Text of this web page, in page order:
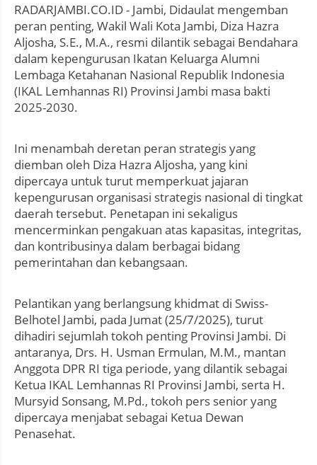
RADARJAMBI.CO.ID - Jambi, Didaulat mengemban
peran penting, Wakil Wali Kota Jambi, Diza Hazra
Aljosha, S.E., M.A., resmi dilantik sebagai Bendahara
dalam kepengurusan Ikatan Keluarga Alumni
Lembaga Ketahanan Nasional Republik Indonesia
(IKAL Lemhannas RI) Provinsi Jambi masa bakti
2025-2030.
Ini menambah deretan peran strategis yang
diemban oleh Diza Hazra Aljosha, yang kini
dipercaya untuk turut memperkuat jajaran
kepengurusan organisasi strategis nasional di tingkat
daerah tersebut. Penetapan ini sekaligus
mencerminkan pengakuan atas kapasitas, integritas,
dan kontribusinya dalam berbagai bidang
pemerintahan dan kebangsaan.
Pelantikan yang berlangsung khidmat di Swiss-
Belhotel Jambi, pada Jumat (25/7/2025), turut
dihadiri sejumlah tokoh penting Provinsi Jambi. Di
antaranya, Drs. H. Usman Ermulan, M.M., mantan
Anggota DPR RI tiga periode, yang dilantik sebagai
Ketua IKAL Lemhannas RI Provinsi Jambi, serta H.
Mursyid Sonsang, M.Pd., tokoh pers senior yang
dipercaya menjabat sebagai Ketua Dewan
Penasehat.